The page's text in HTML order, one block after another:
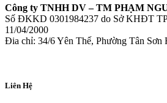
Công ty TNHH DV – TM PHẠM
Số ĐKKD 0301984237 do Sở KHĐT
11/04/2000
Đia chỉ: 34/6 Yên Thế, Phường Tân Sơn
Liên Hệ